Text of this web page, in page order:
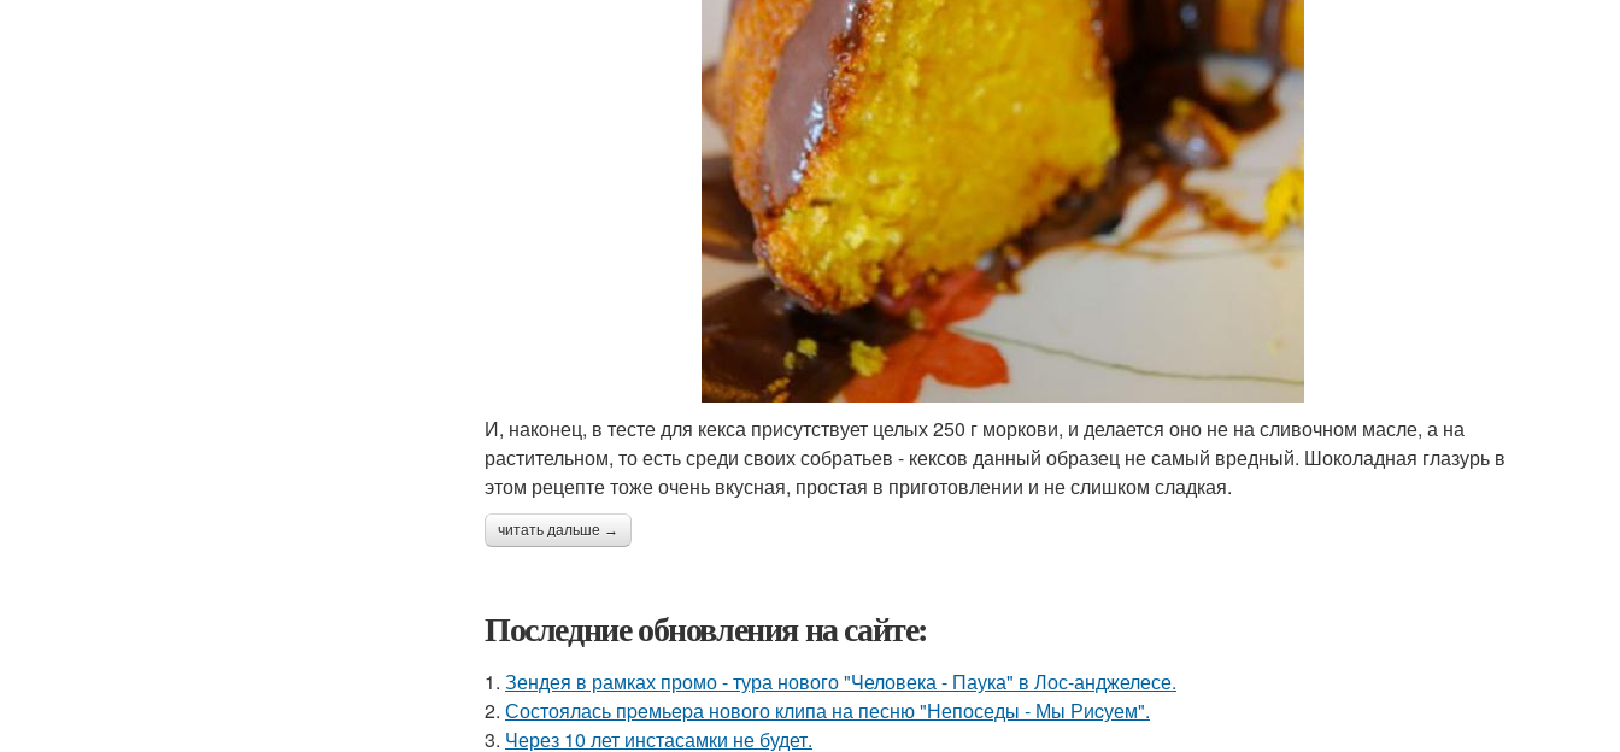
И, наконец, в тесте для кекса присутствует целых 250 г моркови, и делается оно не на сливочном масле, а на
растительном, то есть среди своих собратьев - кексов данный образец не самый вредный. Шоколадная глазурь в
этом рецепте тоже очень вкусная, простая в приготовлении и не слишком сладкая.
читать дальше →
Последние обновления на сайте:
1. Зендея в рамках промо - тура нового "Человека - Паука" в Лос-анджелесе.
2. Состоялась пpeмьepа нового клипа на песню "Непоседы - Мы Риcуем".
3. Через 10 лет инстасамки не будет.